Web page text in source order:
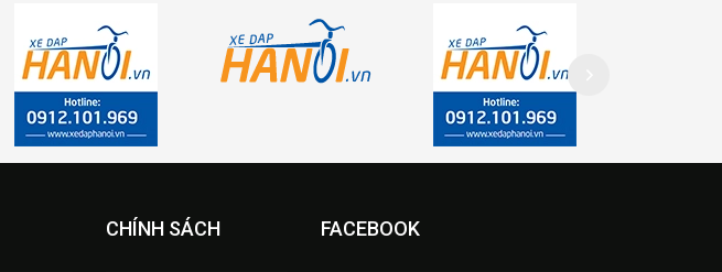
CHÍNH SÁCH FACEBOOK